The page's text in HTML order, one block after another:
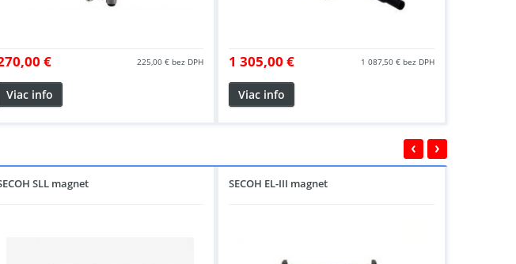
€ 225,00 €bez DPH
Viac info
1 305,00 € 1 087,50 € bez DPH
Viac info
‹ ›
SLL magnet SECOH EL-III magnet